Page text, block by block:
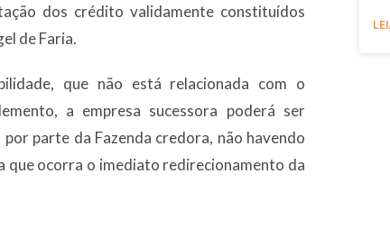
dos crédito validamente constituídos
de Faria.
que não está relacionada com o
a empresa sucessora poderá ser
parte da Fazenda credora, não havendo
que ocorra o imediato redirecionamento da